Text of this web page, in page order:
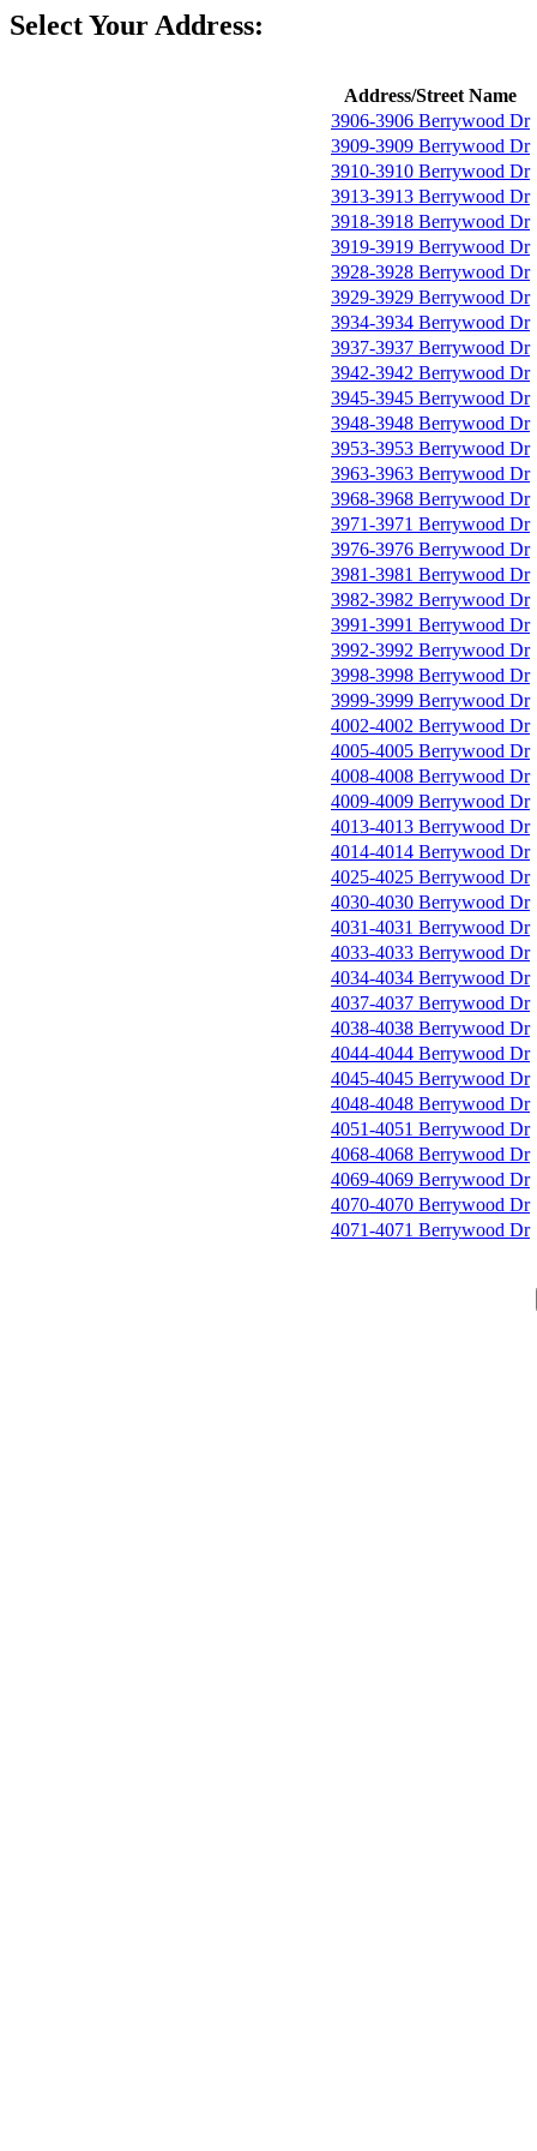
Select Your Address:
Address/Street Name
3906-3906 Berrywood Dr
3909-3909 Berrywood Dr
3910-3910 Berrywood Dr
3913-3913 Berrywood Dr
3918-3918 Berrywood Dr
3919-3919 Berrywood Dr
3928-3928 Berrywood Dr
3929-3929 Berrywood Dr
3934-3934 Berrywood Dr
3937-3937 Berrywood Dr
3942-3942 Berrywood Dr
3945-3945 Berrywood Dr
3948-3948 Berrywood Dr
3953-3953 Berrywood Dr
3963-3963 Berrywood Dr
3968-3968 Berrywood Dr
3971-3971 Berrywood Dr
3976-3976 Berrywood Dr
3981-3981 Berrywood Dr
3982-3982 Berrywood Dr
3991-3991 Berrywood Dr
3992-3992 Berrywood Dr
3998-3998 Berrywood Dr
3999-3999 Berrywood Dr
4002-4002 Berrywood Dr
4005-4005 Berrywood Dr
4008-4008 Berrywood Dr
4009-4009 Berrywood Dr
4013-4013 Berrywood Dr
4014-4014 Berrywood Dr
4025-4025 Berrywood Dr
4030-4030 Berrywood Dr
4031-4031 Berrywood Dr
4033-4033 Berrywood Dr
4034-4034 Berrywood Dr
4037-4037 Berrywood Dr
4038-4038 Berrywood Dr
4044-4044 Berrywood Dr
4045-4045 Berrywood Dr
4048-4048 Berrywood Dr
4051-4051 Berrywood Dr
4068-4068 Berrywood Dr
4069-4069 Berrywood Dr
4070-4070 Berrywood Dr
4071-4071 Berrywood Dr